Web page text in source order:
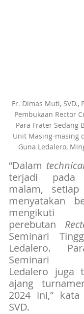
Fr. Dimas Muti, SVD.,
Pembukaan Rector
Para Frater Sedang
Unit Masing-masing
Guna Ledalero,
“Dalam
terjadi
malam,
menyatakan
mengikuti
perebutan
Seminari
Ledalero.
Ledalero juga
ajang
2024 ini,”
SVD.